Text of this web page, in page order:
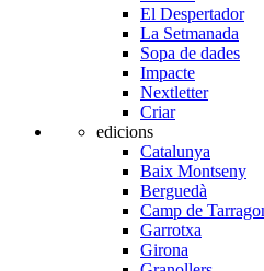
El Despertador
La Setmanada
Sopa de dades
Impacte
Nextletter
Criar
edicions
Catalunya
Baix Montseny
Berguedà
Camp de
Garrotxa
Girona